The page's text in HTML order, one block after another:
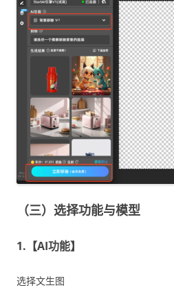
（三）选择功能与模型
1.【AI功能】
选择文生图